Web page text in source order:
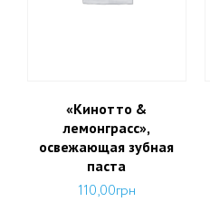
«Кинотто &
лемонграсс»,
освежающая зубная
паста
110,00грн